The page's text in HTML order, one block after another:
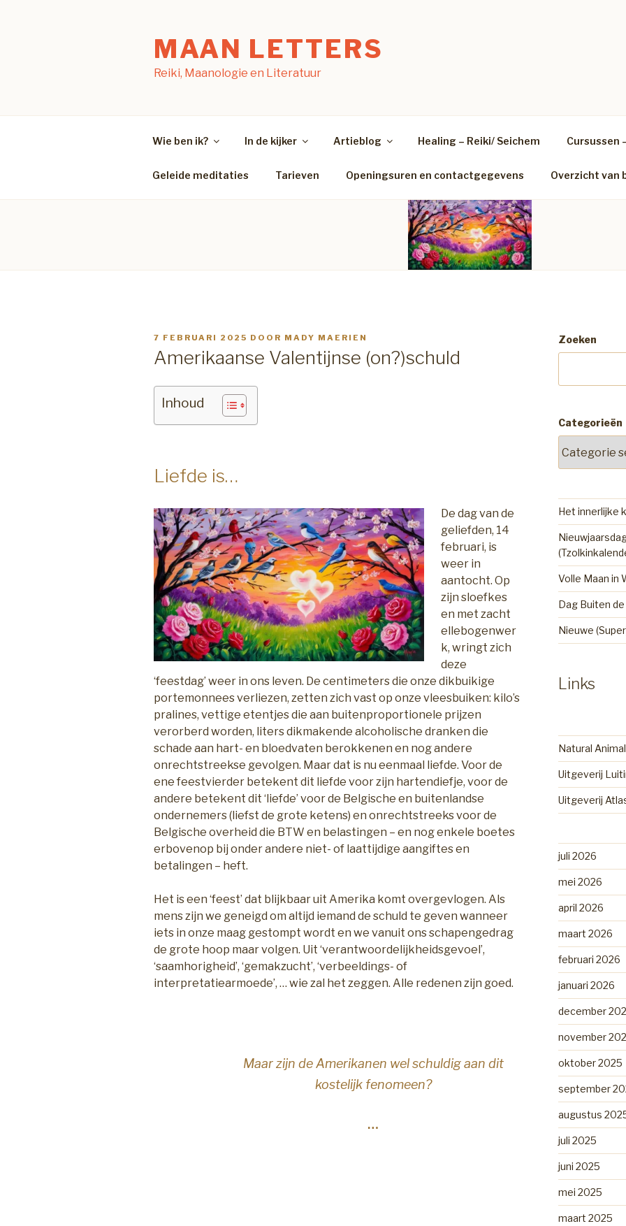
MAAN LETTERS
Reiki, Maanologie en Literatuur
Wie ben ik? In de kijker Artieblog Healing – Reiki/ Seichem Cursussen
Geleide meditaties Tarieven Openingsuren en contactgegevens Overzicht van
GEPLAATST
7 FEBRUARI 2025 DOOR MADY MAERIEN
Amerikaanse Valentijnse (on?)schuld
Inhoud
Liefde is…
De dag van de
geliefden, 14
februari, is
weer in
aantocht. Op
zijn sloefkes
en met zacht
ellebogenwer
k, wringt zich
deze
‘feestdag’ weer in ons leven. De centimeters die onze dikbuikige
portemonnees verliezen, zetten zich vast op onze vleesbuiken: kilo’s
pralines, vettige etentjes die aan buitenproportionele prijzen
verorberd worden, liters dikmakende alcoholische dranken die
schade aan hart- en bloedvaten berokkenen en nog andere
onrechtstreekse gevolgen. Maar dat is nu eenmaal liefde. Voor de
ene feestvierder betekent dit liefde voor zijn hartendiefje, voor de
andere betekent dit ‘liefde’ voor de Belgische en buitenlandse
ondernemers (liefst de grote ketens) en onrechtstreeks voor de
Belgische overheid die BTW en belastingen – en nog enkele boetes
erbovenop bij onder andere niet- of laattijdige aangiftes en
betalingen – heft.
Het is een ‘feest’ dat blijkbaar uit Amerika komt overgevlogen. Als
mens zijn we geneigd om altijd iemand de schuld te geven wanneer
iets in onze maag gestompt wordt en we vanuit ons schapengedrag
de grote hoop maar volgen. Uit ‘verantwoordelijkheidsgevoel’,
‘saamhorigheid’, ‘gemakzucht’, ‘verbeeldings- of
interpretatiearmoede’, … wie zal het zeggen. Alle redenen zijn goed.
Maar zijn de Amerikanen wel schuldig aan dit
kostelijk fenomeen?
…
Zoeken
Categorieën
Het innerlijke
Volle Maan in
Dag Buiten de
Nieuwe
Links
Natural
Uitgeverij
Uitgeverij
juli 2026
mei 2026
april 2026
maart 2026
februari 2026
januari 2026
december
november
oktober 2025
september
augustus
juli 2025
juni 2025
mei 2025
maart 2025